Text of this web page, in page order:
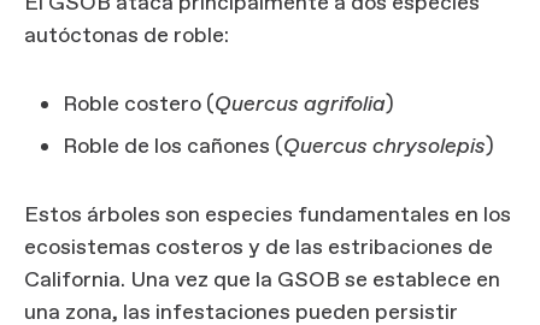
autóctonas de roble:
Roble costero (Quercus agrifolia)
Roble de los cañones (Quercus chrysolepis)
Estos árboles son especies fundamentales en los
ecosistemas costeros y de las estribaciones de
California. Una vez que la GSOB se establece en
una zona, las infestaciones pueden persistir